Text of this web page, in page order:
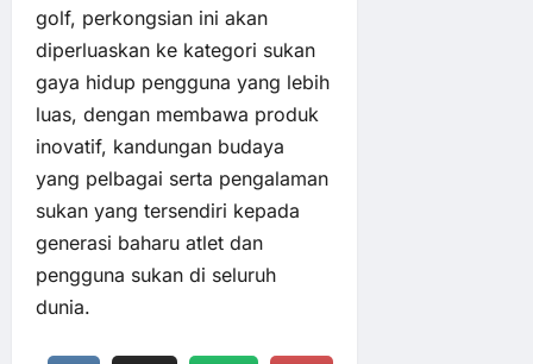
golf, perkongsian ini akan
diperluaskan ke kategori sukan
gaya hidup pengguna yang lebih
luas, dengan membawa produk
inovatif, kandungan budaya
yang pelbagai serta pengalaman
sukan yang tersendiri kepada
generasi baharu atlet dan
pengguna sukan di seluruh
dunia.